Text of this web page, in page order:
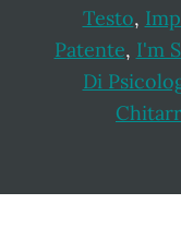
Testo,
Patente, I'm
Di